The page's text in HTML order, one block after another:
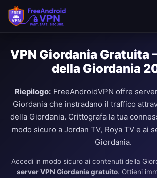
VPN Giordania Gratuita
della Giordania
Riepilogo: FreeAndroidVPN offre
Giordania che instradano il traffico
della Giordania. Crittografa la tua
modo sicuro a Jordan TV, Roya TV e ai
Giordania.
Accedi in modo sicuro ai contenuti della
server VPN Giordania gratuito. Ottieni